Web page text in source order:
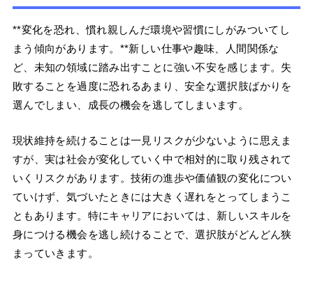
**変化を恐れ、慣れ親しんだ環境や習慣にしがみついてし
まう傾向があります。**新しい仕事や趣味、人間関係な
ど、未知の領域に踏み出すことに強い不安を感じます。失
敗することを過度に恐れるあまり、安全な選択肢ばかりを
選んでしまい、成長の機会を逃してしまいます。
現状維持を続けることは一見リスクが少ないように思えま
すが、実は社会が変化していく中で相対的に取り残されて
いくリスクがあります。技術の進歩や価値観の変化につい
ていけず、気づいたときには大きく遅れをとってしまうこ
ともあります。特にキャリアにおいては、新しいスキルを
身につける機会を逃し続けることで、選択肢がどんどん狭
まっていきます。